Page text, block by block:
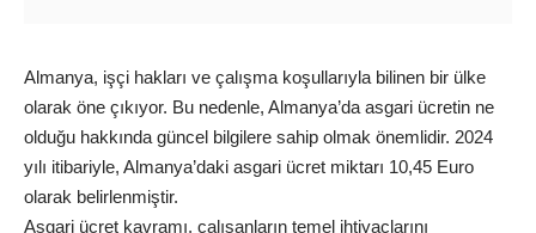
Almanya, işçi hakları ve çalışma koşullarıyla bilinen bir ülke
olarak öne çıkıyor. Bu nedenle, Almanya’da asgari ücretin ne
olduğu hakkında güncel bilgilere sahip olmak önemlidir. 2024
yılı itibariyle, Almanya’daki asgari ücret miktarı 10,45 Euro
olarak belirlenmiştir.
Asgari ücret kavramı, çalışanların temel ihtiyaçlarını